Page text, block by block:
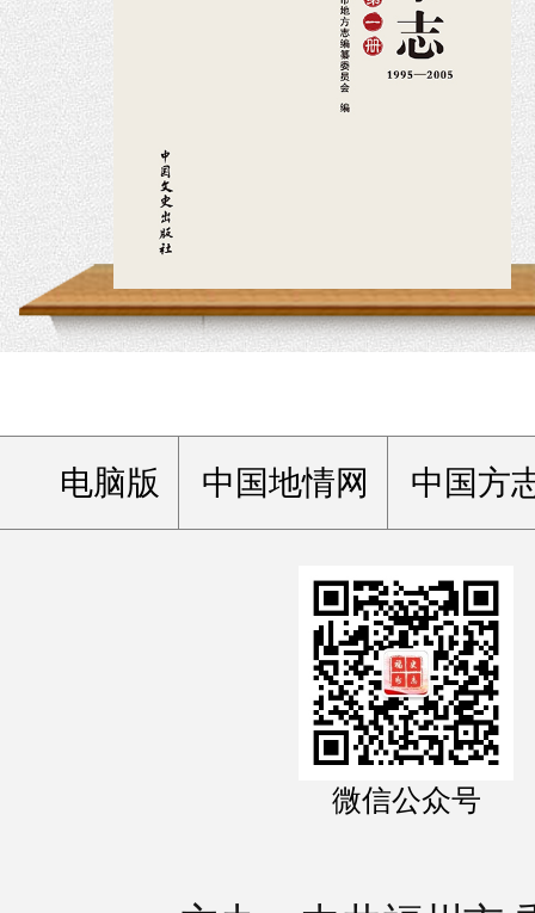
电脑版 中国地情网 中国方
微信公众号